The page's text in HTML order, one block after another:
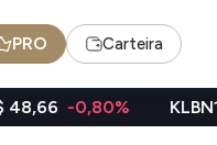
PRO Carteira
KLBN11 R$ 18,71